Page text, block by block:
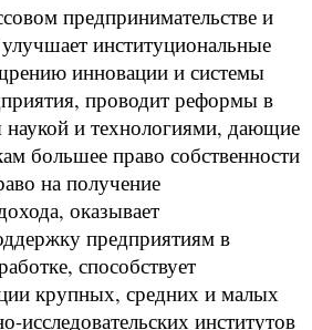
предпринимательстве и
институциональные
инновации и системы
проводит реформы в
наукой и технологиями, дающие
большее право собственности
на получение
оказывает
предприятиям в
способствует
крупных, средних и малых
исследовательских институтов